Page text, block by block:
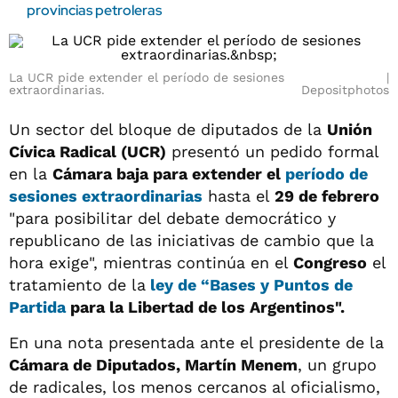
provincias petroleras
La UCR pide extender el período de sesiones
extraordinarias.
Depositphotos
Un sector del bloque de diputados de la Unión
Cívica Radical (UCR) presentó un pedido formal
en la Cámara baja para extender el período de
sesiones extraordinarias hasta el 29 de febrero
"para posibilitar del debate democrático y
republicano de las iniciativas de cambio que la
hora exige", mientras continúa en el Congreso el
tratamiento de la ley de “Bases y Puntos de
Partida para la Libertad de los Argentinos".
En una nota presentada ante el presidente de la
Cámara de Diputados, Martín Menem, un grupo
de radicales, los menos cercanos al oficialismo,